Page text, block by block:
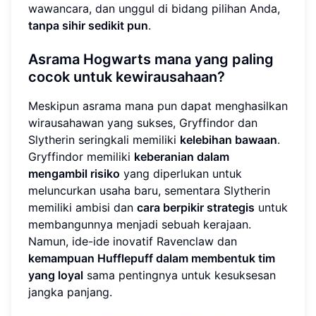
wawancara, dan unggul di bidang pilihan Anda,
tanpa sihir sedikit pun.
Asrama Hogwarts mana yang paling
cocok untuk kewirausahaan?
Meskipun asrama mana pun dapat menghasilkan
wirausahawan yang sukses, Gryffindor dan
Slytherin seringkali memiliki kelebihan bawaan.
Gryffindor memiliki keberanian dalam
mengambil risiko yang diperlukan untuk
meluncurkan usaha baru, sementara Slytherin
memiliki ambisi dan cara berpikir strategis untuk
membangunnya menjadi sebuah kerajaan.
Namun, ide-ide inovatif Ravenclaw dan
kemampuan Hufflepuff dalam membentuk tim
yang loyal sama pentingnya untuk kesuksesan
jangka panjang.